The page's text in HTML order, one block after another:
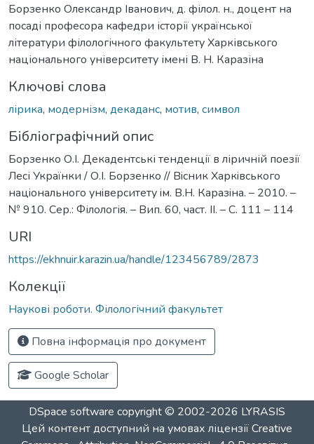
Борзенко Олександр Іванович, д. філол. н., доцент на
посаді професора кафедри історії української
літератури філологічного факультету Харківського
національного університету імені В. Н. Каразіна
Ключові слова
лірика, модернізм, декаданс, мотив, символ
Бібліографічний опис
Борзенко О.І. Декадентські тенденції в ліричній поезії
Лесі Українки / О.І. Борзенко // Вiсник Харкiвського
нацiонального унiверситету iм. В.Н. Каразiна. – 2010. –
№ 910. Сер.: Філологія. – Вип. 60, част. ІІ. – С. 111 – 114
URI
https://ekhnuir.karazin.ua/handle/123456789/2873
Колекції
Наукові роботи. Філологічний факультет
Повна інформація про документ
Google Scholar
DSpace software copyright © 2002-2026 LYRASIS
Цей контент доступний на умовах ліцензіїCreative